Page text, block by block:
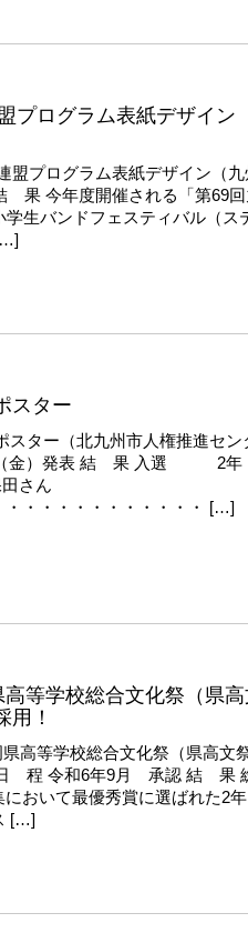
プログラム表紙デザイン
盟プログラム表紙デザイン（九
果 今年度開催される「第69
生バンドフェスティバル（ス
スター
ター（北九州市人権推進セン
（金）発表 結 果 入選 2
さん
・・・・・・・・・・・・ […]
高等学校総合文化祭（県高
！
高等学校総合文化祭（県高文祭
日 程 令和6年9月 承認 結 果
おいて最優秀賞に選ばれた2年
[…]